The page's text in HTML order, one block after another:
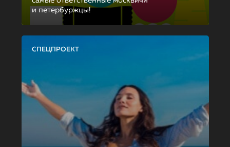
и петербуржцы!
СПЕЦПРОЕКТ